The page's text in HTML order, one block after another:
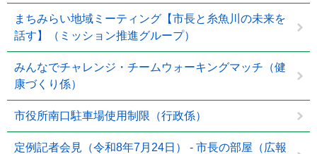
まちみらい地域ミーティング【市長と糸魚川の未来を
話す】（ミッション推進グループ）
みんなでチャレンジ・チームウォーキングマッチ（健
康づくり係）
市役所南口駐車場使用制限（行政係）
定例記者会見（令和8年7月24日） - 市長の部屋（広報